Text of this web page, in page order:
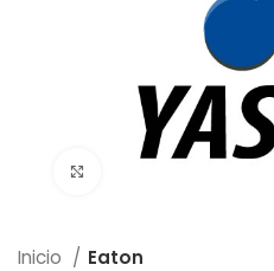
Inicio Eaton